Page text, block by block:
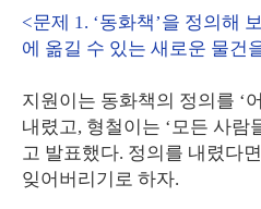
<문제 1. ‘동화책’을 정의해
에 옮길 수 있는 새로운 물건
지원이는 동화책의 정의를 ‘
내렸고, 형철이는 ‘모든 사람
고 발표했다. 정의를 내렸다
잊어버리기로 하자.